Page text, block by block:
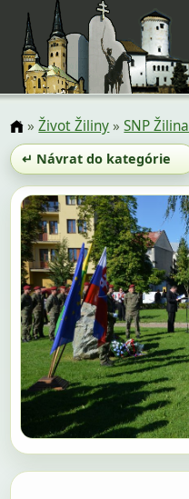
»Život Žiliny»SNP Žilina
↵ Návrat do kategórie